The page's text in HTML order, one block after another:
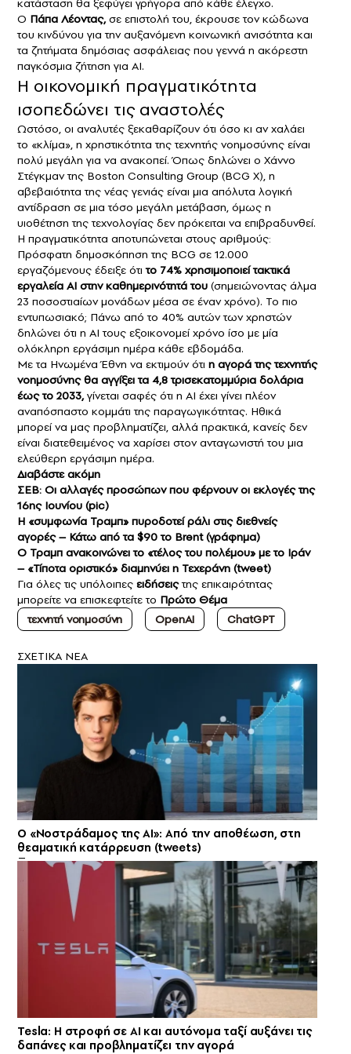
Ο Πάπα Λέοντας,σε επιστολή του, έκρουσε τον κώδωνα
του κινδύνου για την αυξανόμενη κοινωνική ανισότητα και
τα ζητήματα δημόσιας ασφάλειας που γεννά η ακόρεστη
παγκόσμια ζήτηση για AI.
Η οικονομική πραγματικότητα
ισοπεδώνει τις αναστολές
Ωστόσο, οι αναλυτές ξεκαθαρίζουν ότι όσο κι αν χαλάει
το «κλίμα», η χρηστικότητα της τεχνητής νοημοσύνης είναι
πολύ μεγάλη για να ανακοπεί. Όπως δηλώνει ο Χάννο
Στέγκμαν της Boston Consulting Group (BCG X), η
αβεβαιότητα της νέας γενιάς είναι μια απόλυτα λογική
αντίδραση σε μια τόσο μεγάλη μετάβαση, όμως η
υιοθέτηση της τεχνολογίας δεν πρόκειται να επιβραδυνθεί.
Η πραγματικότητα αποτυπώνεται στους αριθμούς:
Πρόσφατη δημοσκόπηση της BCG σε 12.000
εργαζόμενους έδειξε ότιτο 74% χρησιμοποιεί τακτικά
εργαλεία AI στην καθημερινότητά του (σημειώνοντας άλμα
23 ποσοστιαίων μονάδων μέσα σε έναν χρόνο). Το πιο
εντυπωσιακό; Πάνω από το 40% αυτών των χρηστών
δηλώνει ότι η AI τους εξοικονομεί χρόνο ίσο με μία
ολόκληρη εργάσιμη ημέρα κάθε εβδομάδα.
Με τα Ηνωμένα Έθνη να εκτιμούν ότι η αγορά της τεχνητής
νοημοσύνης θα αγγίξει τα 4,8 τρισεκατομμύρια δολάρια
έως το 2033,γίνεται σαφές ότι η AI έχει γίνει πλέον
αναπόσπαστο κομμάτι της παραγωγικότητας. Ηθικά
μπορεί να μας προβληματίζει, αλλά πρακτικά, κανείς δεν
είναι διατεθειμένος να χαρίσει στον ανταγωνιστή του μια
ελεύθερη εργάσιμη ημέρα.
Διαβάστε ακόμη
ΣΕΒ: Οι αλλαγές προσώπων που φέρνουν οι εκλογές της
16ης Ιουνίου (pic)
Η «συμφωνία Τραμπ» πυροδοτεί ράλι στις διεθνείς
αγορές – Κάτω από τα $90 το Brent (γράφημα)
Ο Τραμπ ανακοινώνει το «τέλος του πολέμου» με το Ιράν
– «Τίποτα οριστικό» διαμηνύει η Τεχεράνη (tweet)
Για όλες τις υπόλοιπες ειδήσειςτης επικαιρότητας
μπορείτε να επισκεφτείτε το Πρώτο Θέμα
τεχνητή νοημοσύνη
OpenAI ChatGPT
ΣXETIKA NEA
Ο «Νοστράδαμος της AI»: Από την αποθέωση, στη
θεαματική κατάρρευση (tweets)
Tesla: Η στροφή σε AI και αυτόνομα ταξί αυξάνει τις
δαπάνες και προβληματίζει την αγορά